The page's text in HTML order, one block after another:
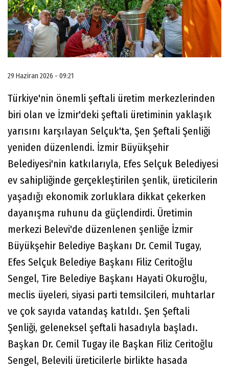
29 Haziran 2026 - 09:21
Türkiye'nin önemli şeftali üretim merkezlerinden
biri olan ve İzmir'deki şeftali üretiminin yaklaşık
yarısını karşılayan Selçuk'ta, Şen Şeftali Şenliği
yeniden düzenlendi. İzmir Büyükşehir
Belediyesi'nin katkılarıyla, Efes Selçuk Belediyesi
ev sahipliğinde gerçekleştirilen şenlik, üreticilerin
yaşadığı ekonomik zorluklara dikkat çekerken
dayanışma ruhunu da güçlendirdi. Üretimin
merkezi Belevi'de düzenlenen şenliğe İzmir
Büyükşehir Belediye Başkanı Dr. Cemil Tugay,
Efes Selçuk Belediye Başkanı Filiz Ceritoğlu
Sengel, Tire Belediye Başkanı Hayati Okuroğlu,
meclis üyeleri, siyasi parti temsilcileri, muhtarlar
ve çok sayıda vatandaş katıldı. Şen Şeftali
Şenliği, geleneksel şeftali hasadıyla başladı.
Başkan Dr. Cemil Tugay ile Başkan Filiz Ceritoğlu
Sengel, Belevili üreticilerle birlikte hasada